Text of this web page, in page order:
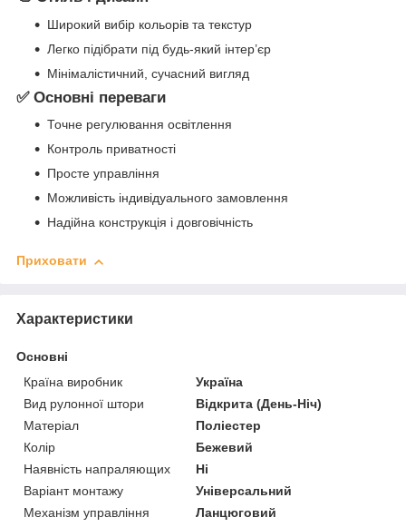
Широкий вибір кольорів та текстур
Легко підібрати під будь-який інтер’єр
Мінімалістичний, сучасний вигляд
✅ Основні переваги
Точне регулювання освітлення
Контроль приватності
Просте управління
Можливість індивідуального замовлення
Надійна конструкція і довговічність
Приховати
Характеристики
Основні
Країна виробник
Україна
Вид рулонної штори
Відкрита (День-Ніч)
Матеріал
Поліестер
Колір
Бежевий
Наявність напраляющих
Ні
Варіант монтажу
Універсальний
Механізм управління
Ланцюговий